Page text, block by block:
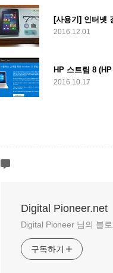
[사용기] 인터넷
2016.12.01
2016.10.17
Digital Pioneer.net
Digital Pioneer 님의 블로
구독하기